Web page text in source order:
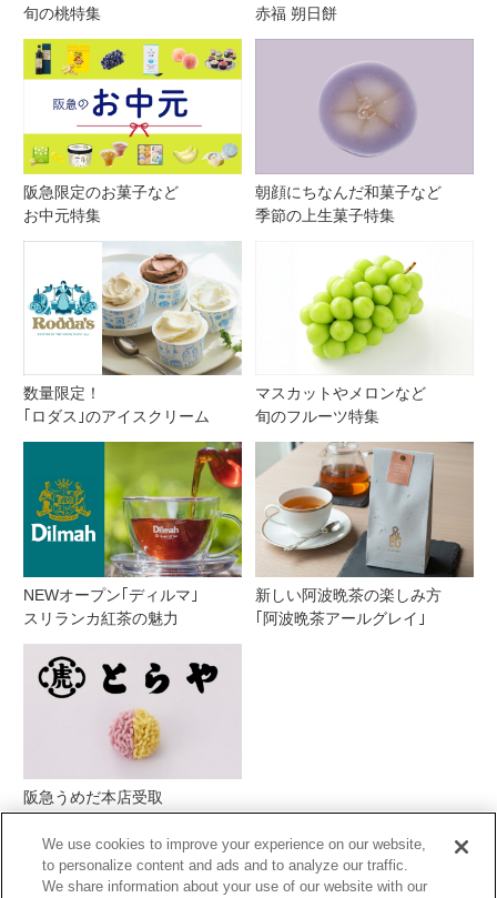
旬の桃特集
赤福 朔日餅
阪急限定のお菓子など
お中元特集
朝顔にちなんだ和菓子など
季節の上生菓子特集
数量限定！
｢ロダス｣のアイスクリーム
マスカットやメロンなど
旬のフルーツ特集
NEWオープン｢ディルマ｣
スリランカ紅茶の魅力
新しい阿波晩茶の楽しみ方
｢阿波晩茶アールグレイ｣
阪急うめだ本店受取
We use cookies to improve your experience on our website,
to personalize content and ads and to analyze our traffic.
We share information about your use of our website with our